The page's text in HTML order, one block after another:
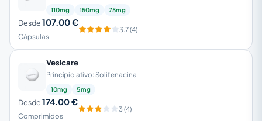
110mg 150mg 75mg
Desde107.00 €
Cápsulas
3.7 (4)
Vesicare
Princípio ativo: Solifenacina
10mg 5mg
Desde174.00 €
Comprimidos
3 (4)